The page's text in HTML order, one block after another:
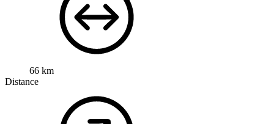
66 km
Distance